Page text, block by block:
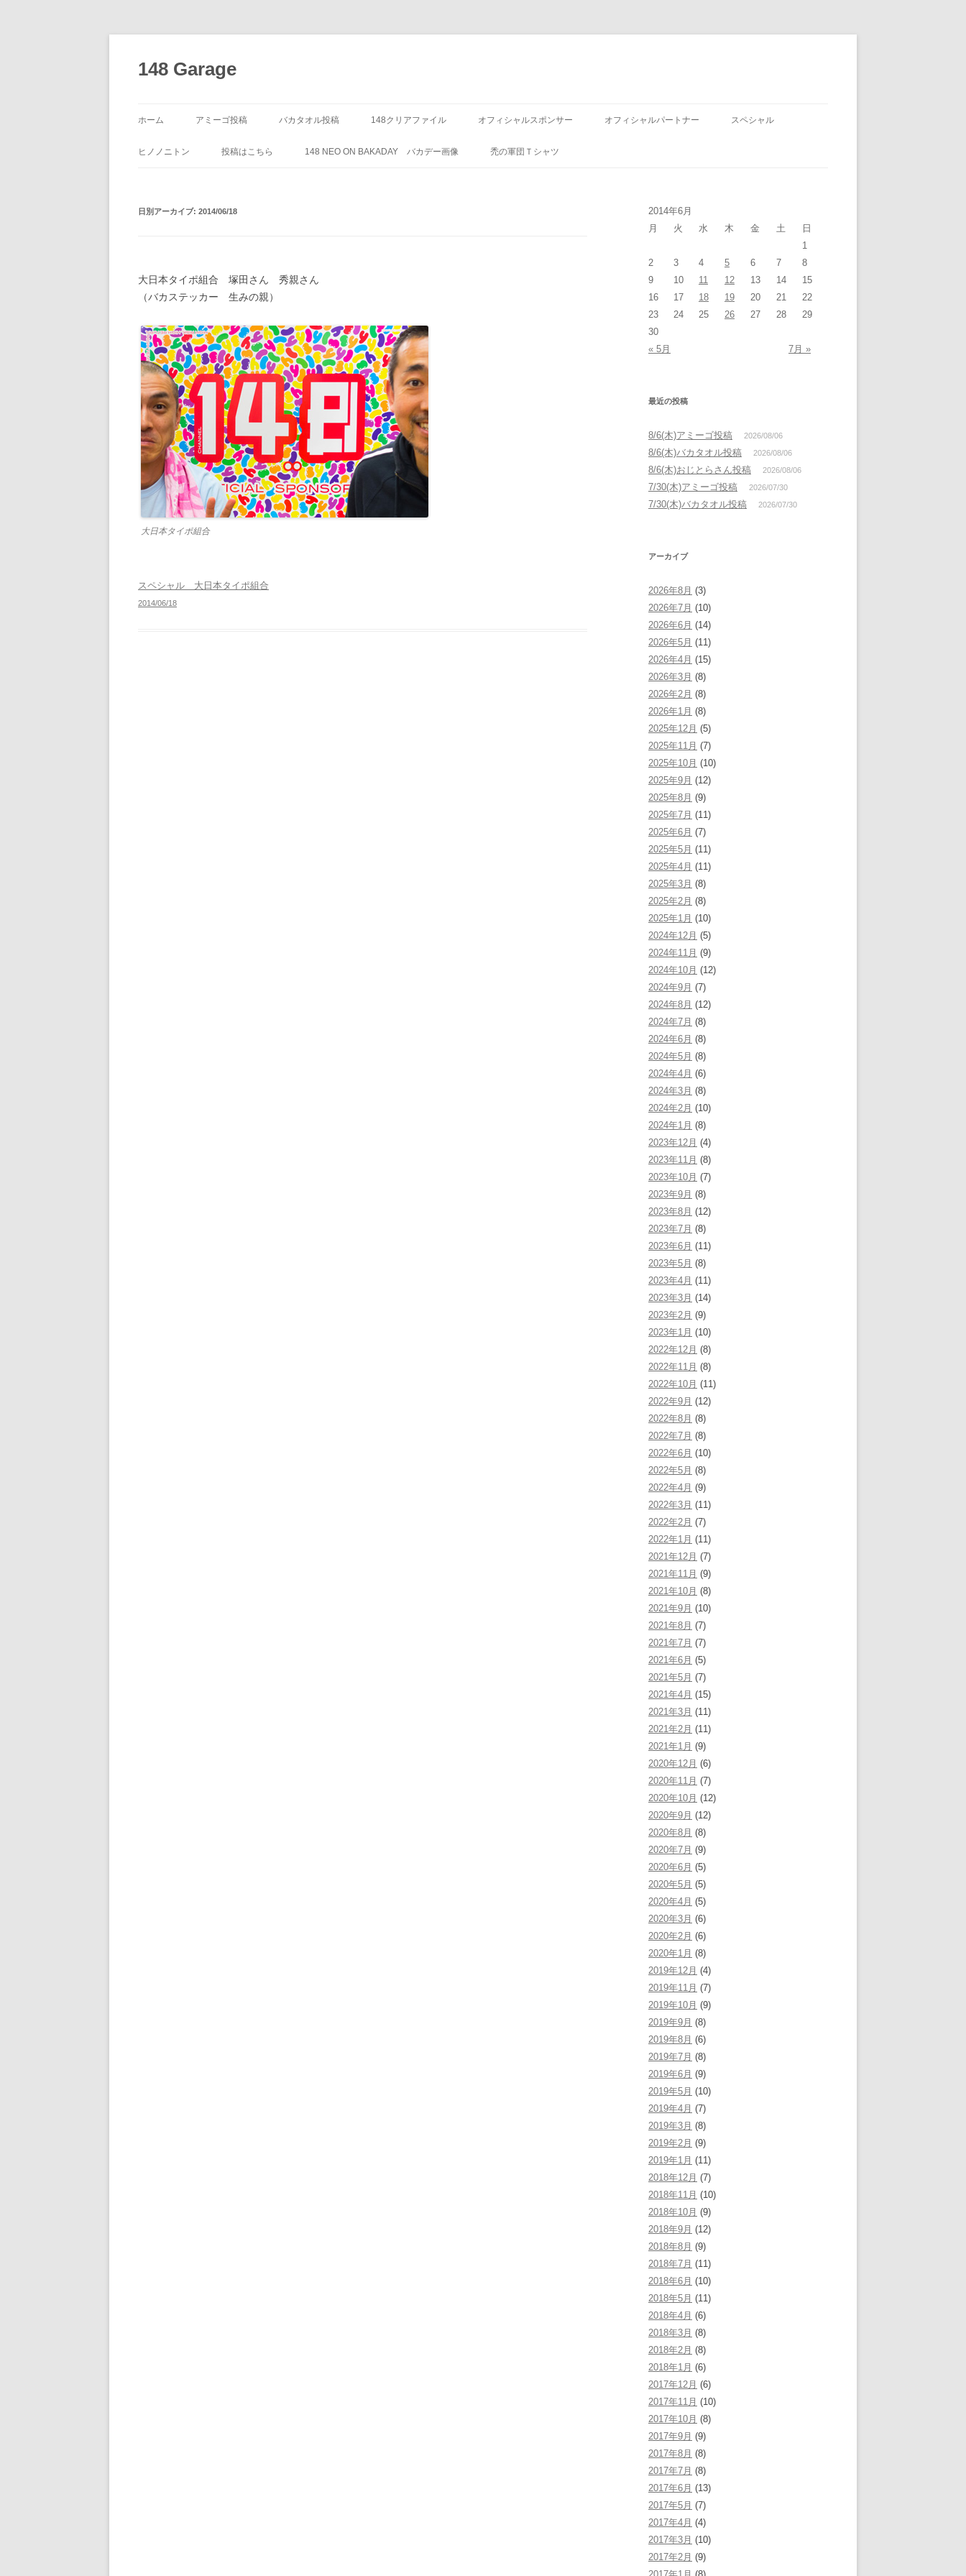
ン
ツ
ッ
148 Garage
ホーム アミーゴ投稿 バカタオル投稿 148クリアファイル オフィシャルスポンサー オフィシャルパートナー スペシャル
ヒノノニトン 投稿はこちら 148 NEO ON BAKADAY バカデー画像 禿の軍団Ｔシャツ
日別アーカイブ: 2014/06/18
大日本タイポ組合 塚田さん 秀親さん
（バカステッカー 生みの親）
大日本タイポ組合
スペシャル 大日本タイポ組合
2014/06/18
2014年6月
月
火 水 木 金 土
日
1
2
3 4 5 6 7
8
9
10 11 12 13 14
15
16
17 18 19 20 21
22
23
24 25 26 27 28
29
30
« 5月
7月 »
最近の投稿
8/6(木)アミーゴ投稿 2026/08/06
8/6(木)バカタオル投稿 2026/08/06
8/6(木)おじとらさん投稿 2026/08/06
7/30(木)アミーゴ投稿 2026/07/30
7/30(木)バカタオル投稿 2026/07/30
アーカイブ
2026年8月 (3)
2026年7月 (10)
2026年6月 (14)
2026年5月 (11)
2026年4月 (15)
2026年3月 (8)
2026年2月 (8)
2026年1月 (8)
2025年12月 (5)
2025年11月 (7)
2025年10月 (10)
2025年9月 (12)
2025年8月 (9)
2025年7月 (11)
2025年6月 (7)
2025年5月 (11)
2025年4月 (11)
2025年3月 (8)
2025年2月 (8)
2025年1月 (10)
2024年12月 (5)
2024年11月 (9)
2024年10月 (12)
2024年9月 (7)
2024年8月 (12)
2024年7月 (8)
2024年6月 (8)
2024年5月 (8)
2024年4月 (6)
2024年3月 (8)
2024年2月 (10)
2024年1月 (8)
2023年12月 (4)
2023年11月 (8)
2023年10月 (7)
2023年9月 (8)
2023年8月 (12)
2023年7月 (8)
2023年6月 (11)
2023年5月 (8)
2023年4月 (11)
2023年3月 (14)
2023年2月 (9)
2023年1月 (10)
2022年12月 (8)
2022年11月 (8)
2022年10月 (11)
2022年9月 (12)
2022年8月 (8)
2022年7月 (8)
2022年6月 (10)
2022年5月 (8)
2022年4月 (9)
2022年3月 (11)
2022年2月 (7)
2022年1月 (11)
2021年12月 (7)
2021年11月 (9)
2021年10月 (8)
2021年9月 (10)
2021年8月 (7)
2021年7月 (7)
2021年6月 (5)
2021年5月 (7)
2021年4月 (15)
2021年3月 (11)
2021年2月 (11)
2021年1月 (9)
2020年12月 (6)
2020年11月 (7)
2020年10月 (12)
2020年9月 (12)
2020年8月 (8)
2020年7月 (9)
2020年6月 (5)
2020年5月 (5)
2020年4月 (5)
2020年3月 (6)
2020年2月 (6)
2020年1月 (8)
2019年12月 (4)
2019年11月 (7)
2019年10月 (9)
2019年9月 (8)
2019年8月 (6)
2019年7月 (8)
2019年6月 (9)
2019年5月 (10)
2019年4月 (7)
2019年3月 (8)
2019年2月 (9)
2019年1月 (11)
2018年12月 (7)
2018年11月 (10)
2018年10月 (9)
2018年9月 (12)
2018年8月 (9)
2018年7月 (11)
2018年6月 (10)
2018年5月 (11)
2018年4月 (6)
2018年3月 (8)
2018年2月 (8)
2018年1月 (6)
2017年12月 (6)
2017年11月 (10)
2017年10月 (8)
2017年9月 (9)
2017年8月 (8)
2017年7月 (8)
2017年6月 (13)
2017年5月 (7)
2017年4月 (4)
2017年3月 (10)
2017年2月 (9)